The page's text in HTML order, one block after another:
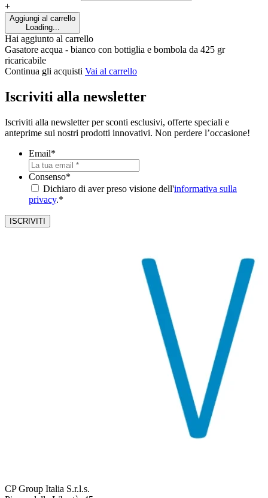
+
Aggiungi al carrello
Loading...
Hai aggiunto al carrello
Gasatore acqua - bianco con bottiglia e bombola da 425 gr
ricaricabile
Continua gli acquisti Vai al carrello
Iscriviti alla newsletter
Iscriviti alla newsletter per sconti esclusivi, offerte speciali e
anteprime sui nostri prodotti innovativi. Non perdere l’occasione!
Email*
Consenso*
Dichiaro di aver preso visione dell'informativa sulla
privacy.*
ISCRIVITI
CP Group Italia S.r.l.s.